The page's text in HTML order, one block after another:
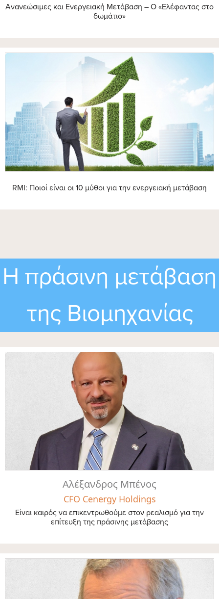
Ανανεώσιμες και Ενεργειακή Μετάβαση – Ο «Ελέφαντας στο
δωμάτιο»
RMI: Ποιοί είναι οι 10 μύθοι για την ενεργειακή μετάβαση
Η πράσινη μετάβαση
της Βιομηχανίας
Αλέξανδρος Μπένος
CFO Cenergy Holdings
Είναι καιρός να επικεντρωθούμε στον ρεαλισμό για την
επίτευξη της πράσινης μετάβασης